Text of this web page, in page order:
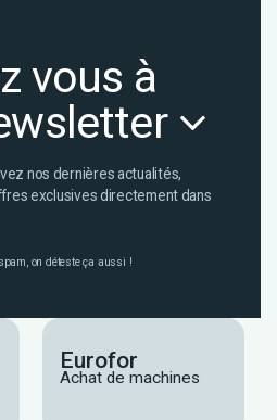
vous à
nos dernières actualités,
exclusives directement dans
on déteste ça aussi !
Eurofor
Achat de machines